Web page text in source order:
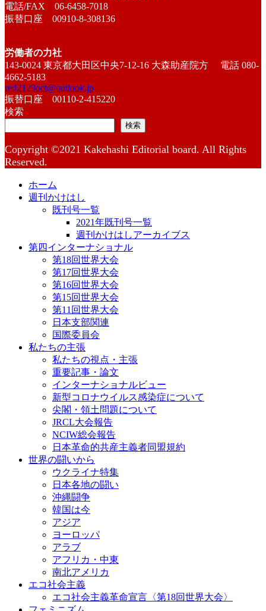
電話/FAX 06-6458-7018
振替口座 00910-8-308136
労働者の力社
143-0024 東京都大田区中央7-12-16 大森助産院方 電話 080-
4662-5183
red2129oct@outlook.jp
振替口座 00110-2-415220
検索
検索
Copyright ©2021 Kakehashi Editorial board. All Rights
Reserved.
ホーム
週刊かけはし
既刊号一覧
2021年既刊号一覧
週刊かけはしアーカイブス
第四インターナショナル
第18回世界大会
第17回世界大会
第16回世界大会
第15回世界大会
第11回世界大会
日本支部関連
国際委員会
私たちの主張
私たちの視点・主張
重要記事・論文
インターナショナルビュー
新型コロナウイルス感染症について
尖閣・領土問題について
JRCL大会報告
NCIW総会報告
日本革命的共産主義者同盟規約
世界の闘いから
ウクライナ特集
日本各地の闘い
沖縄闘争
韓国は今
アジア
ヨーロッパ
アラブ
アフリカ・中東
南北アメリカ
エコ社会主義
エコ社会主義革命宣言〈第18回世界大会〉